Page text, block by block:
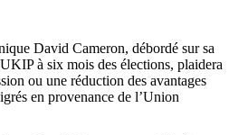
David Cameron, débordé sur sa
à six mois des élections, plaidera
ou une réduction des avantages
en provenance de l’Union